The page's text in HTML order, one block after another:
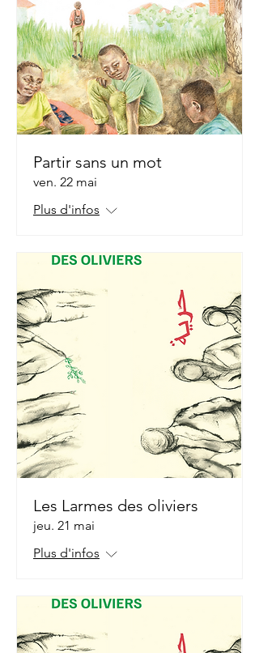
Partir sans un mot
ven. 22 mai
Plus d'infos
Les Larmes des oliviers
jeu. 21 mai
Plus d'infos